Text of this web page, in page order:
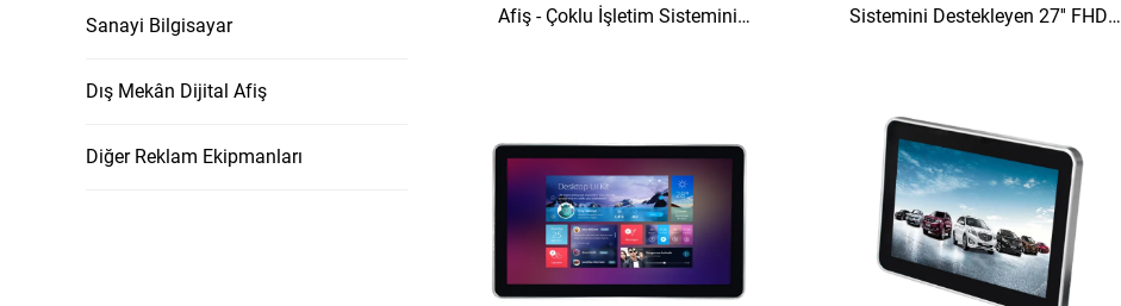
Sanayi Bilgisayar
Dış Mekân Dijital Afiş
Diğer Reklam Ekipmanları
Afiş - Çoklu İşletim Sistemini
Sistemini Destekleyen 27'' FHD